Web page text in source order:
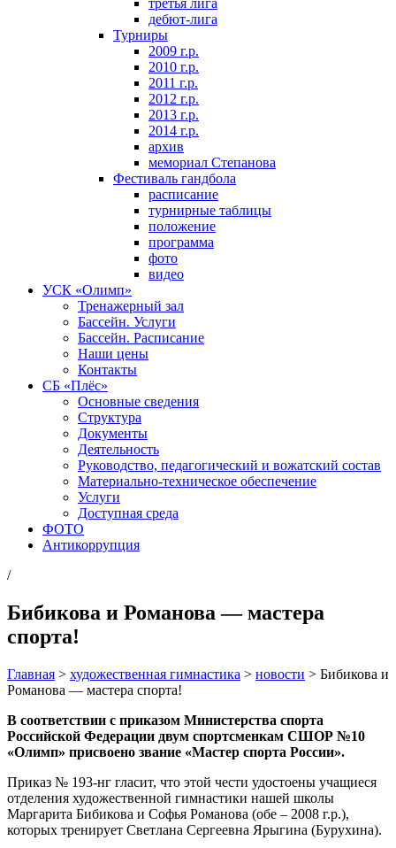
третья лига
дебют-лига
Турниры
2009 г.р.
2010 г.р.
2011 г.р.
2012 г.р.
2013 г.р.
2014 г.р.
архив
мемориал Степанова
Фeстивaль гaндбoлa
расписание
турнирные таблицы
положение
программа
фoтo
видео
УСК «Олимп»
Тренажерный зал
Бассейн. Услуги
Бассейн. Расписание
Наши цены
Контакты
СБ «Плёс»
Основные сведения
Структура
Документы
Деятельность
Руководство, педагогический и вожатский состав
Материально-техническое обеспечение
Услуги
Доступная среда
ФОТО
Антикоррупция
/
Бибикова и Романова — мастера
спорта!
Главная > художественная гимнастика > новости > Бибикова и
Романова — мастера спорта!
В соответствии с приказом Министерства спорта
Российской Федерации двум спортсменкам СШОР №10
«Олимп» присвоено звание «Мастер спорта России».
Приказ № 193-нг гласит, что этой чести удостоены учащиеся
отделения художественной гимнастики нашей школы
Маргарита Бибикова и Софья Романова (обе – 2008 г.р.),
которых тренирует Светлана Сергеевна Ярыгина (Бурухина).